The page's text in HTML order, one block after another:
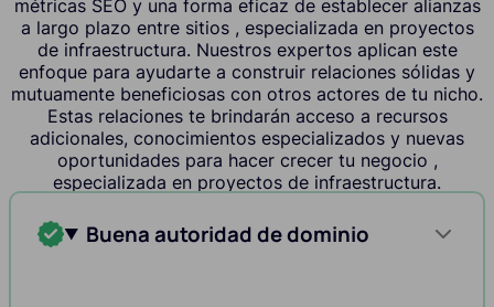
métricas SEO y una forma eficaz de establecer alianzas
a largo plazo entre sitios , especializada en proyectos
de infraestructura. Nuestros expertos aplican este
enfoque para ayudarte a construir relaciones sólidas y
mutuamente beneficiosas con otros actores de tu nicho.
Estas relaciones te brindarán acceso a recursos
adicionales, conocimientos especializados y nuevas
oportunidades para hacer crecer tu negocio ,
especializada en proyectos de infraestructura.
Buena autoridad de dominio